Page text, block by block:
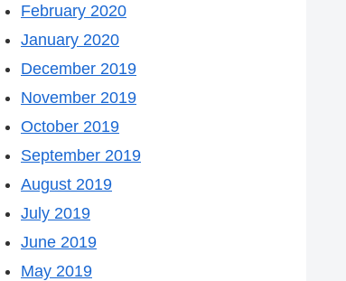
February 2020
January 2020
December 2019
November 2019
October 2019
September 2019
August 2019
July 2019
June 2019
May 2019